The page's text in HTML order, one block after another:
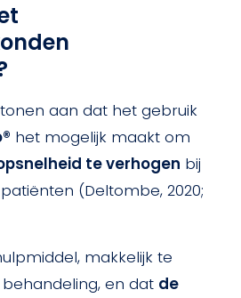
aan dat het gebruik
het mogelijk maakt om
te verhogen bij
(Deltombe, 2020;
makkelijk te
en dat de